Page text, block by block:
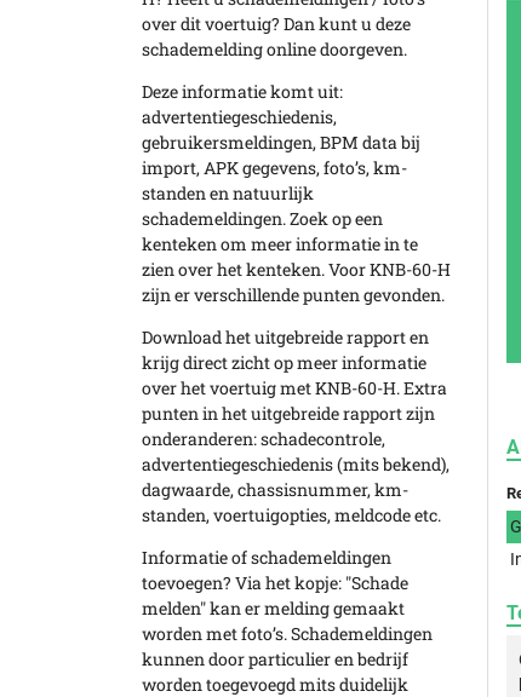
over dit voertuig? Dan kunt u deze
schademelding online doorgeven.
Deze informatie komt uit:
advertentiegeschiedenis,
gebruikersmeldingen, BPM data bij
import, APK gegevens, foto’s, km-
standen en natuurlijk
schademeldingen. Zoek op een
kenteken om meer informatie in te
zien over het kenteken. Voor KNB-60-H
zijn er verschillende punten gevonden.
Download het uitgebreide rapport en
krijg direct zicht op meer informatie
over het voertuig met KNB-60-H. Extra
punten in het uitgebreide rapport zijn
onderanderen: schadecontrole,
advertentiegeschiedenis (mits bekend),
dagwaarde, chassisnummer, km-
standen, voertuigopties, meldcode etc.
Informatie of schademeldingen
toevoegen? Via het kopje: "Schade
melden" kan er melding gemaakt
worden met foto’s. Schademeldingen
kunnen door particulier en bedrijf
worden toegevoegd mits duidelijk